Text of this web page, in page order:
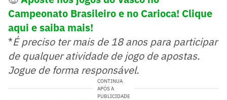
Campeonato Brasileiro e no Carioca! Clique
aqui e saiba mais!
*É preciso ter mais de 18 anos para participar
de qualquer atividade de jogo de apostas.
Jogue de forma responsável.
CONTINUA
APÓS A
PUBLICIDADE